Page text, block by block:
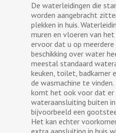
De waterleidingen die
worden aangebracht
plekken in huis.
muren en vloeren van
ervoor dat u op meerdere
beschikking over water
meestal standaard
keuken, toilet, badkamer
de wasmachine te
komt het ook voor dat er
wateraansluiting buiten
bijvoorbeeld een
Het kan echter
extra aansluiting in huis